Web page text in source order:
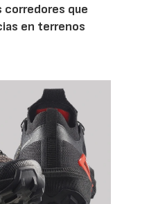
corredores que
en terrenos